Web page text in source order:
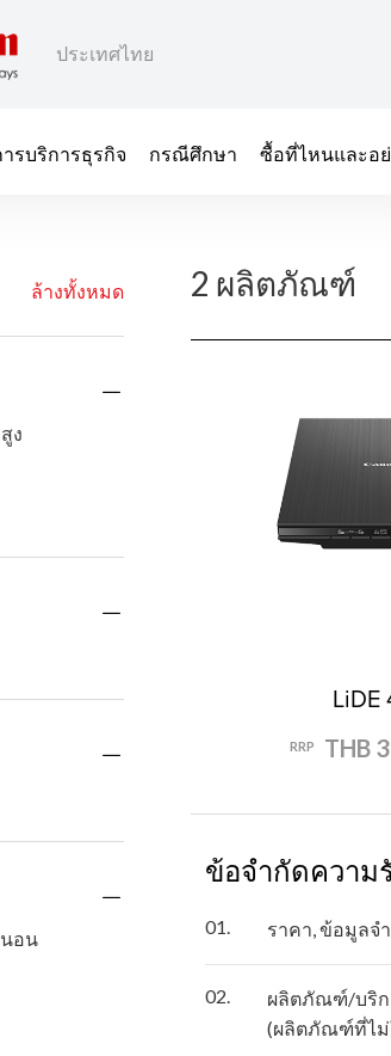
ประเทศไทย
ารบริการธุรกิจ กรณีศึกษา ซื้อที่ไหนและอย่
ล้างทั้งหมด
ง
อน
2 ผลิตภัณฑ์
LiDE
RRP THB
ข้อจำกัดความ
01. ราคา, ข้อมูลจ
02.
ผลิตภัณฑ์/บริก
(ผลิตภัณฑ์ที่ไม่